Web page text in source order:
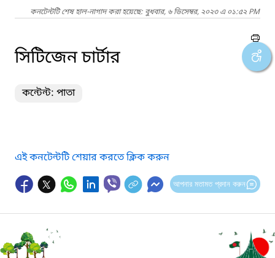
কনটেন্টটি শেষ হাল-নাগাদ করা হয়েছে: বুধবার, ৬ ডিসেম্বর, ২০২৩ এ ০১:৫২ PM
সিটিজেন চার্টার
কন্টেন্ট: পাতা
এই কনটেন্টটি শেয়ার করতে ক্লিক করুন
আপনার মতামত প্রদান করুন